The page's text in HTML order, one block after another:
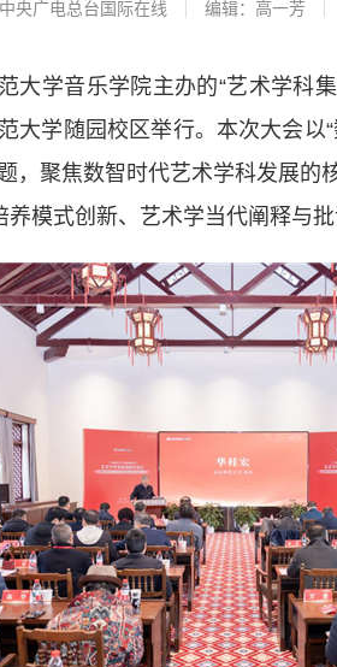
央广电总台国际在线 编辑：高一芳
学音乐学院主办的“艺术学科
大学随园校区举行。本次大会以
，聚焦数智时代艺术学科发展
模式创新、艺术学当代阐释与